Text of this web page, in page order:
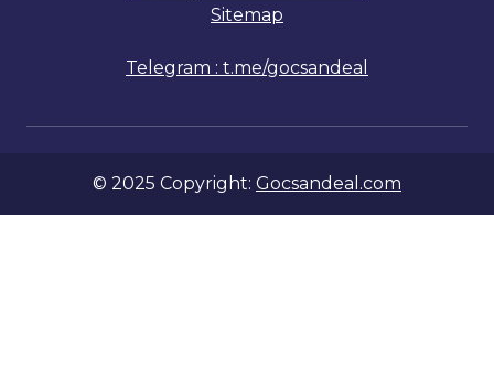
Sitemap
Telegram : t.me/gocsandeal
© 2025 Copyright: Gocsandeal.com